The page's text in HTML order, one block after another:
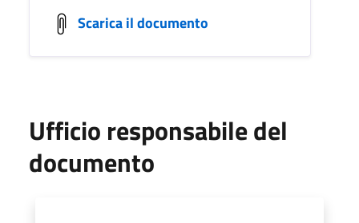
Scarica il documento
Ufficio responsabile del
documento